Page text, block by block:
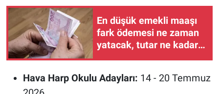
En düşük emekli maaşı
fark ödemesi ne zaman
yatacak, tutar ne kadar?
Hava Harp Okulu Adayları: 14 - 20 Temmuz